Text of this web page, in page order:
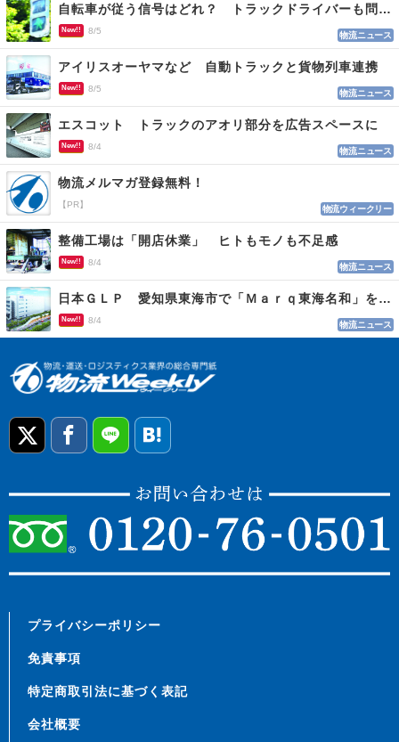
自転車が従う信号はどれ？ トラックドライバーも問われる認識
New!! 8/5 物流ニュース
アイリスオーヤマなど 自動トラックと貨物列車連携
New!! 8/5 物流ニュース
エスコット トラックのアオリ部分を広告スペースに
New!! 8/4 物流ニュース
物流メルマガ登録無料！
【PR】 物流ウィークリー
整備工場は「開店休業」 ヒトもモノも不足感
New!! 8/4 物流ニュース
日本ＧＬＰ 愛知県東海市で「Ｍａｒｑ東海名和」を開発
New!! 8/4 物流ニュース
プライバシーポリシー
免責事項
特定商取引法に基づく表記
会社概要